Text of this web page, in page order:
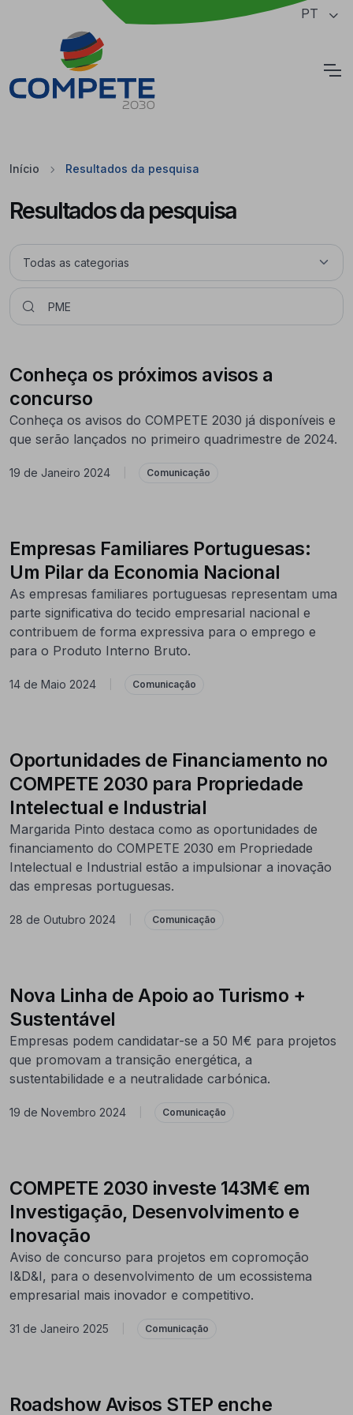
Saltar para o conteúdo principal da página PT
Início Resultados da pesquisa
Resultados da pesquisa
Conheça os próximos avisos a
concurso
Conheça os avisos do COMPETE 2030 já disponíveis e
que serão lançados no primeiro quadrimestre de 2024.
19 de Janeiro 2024 Comunicação
Empresas Familiares Portuguesas:
Um Pilar da Economia Nacional
As empresas familiares portuguesas representam uma
parte significativa do tecido empresarial nacional e
contribuem de forma expressiva para o emprego e
para o Produto Interno Bruto.
14 de Maio 2024 Comunicação
Oportunidades de Financiamento no
COMPETE 2030 para Propriedade
Intelectual e Industrial
Margarida Pinto destaca como as oportunidades de
financiamento do COMPETE 2030 em Propriedade
Intelectual e Industrial estão a impulsionar a inovação
das empresas portuguesas.
28 de Outubro 2024 Comunicação
Nova Linha de Apoio ao Turismo +
Sustentável
Empresas podem candidatar-se a 50 M€ para projetos
que promovam a transição energética, a
sustentabilidade e a neutralidade carbónica.
19 de Novembro 2024 Comunicação
COMPETE 2030 investe 143M€ em
Investigação, Desenvolvimento e
Inovação
Aviso de concurso para projetos em copromoção
I&D&I, para o desenvolvimento de um ecossistema
empresarial mais inovador e competitivo.
31 de Janeiro 2025 Comunicação
Roadshow Avisos STEP enche